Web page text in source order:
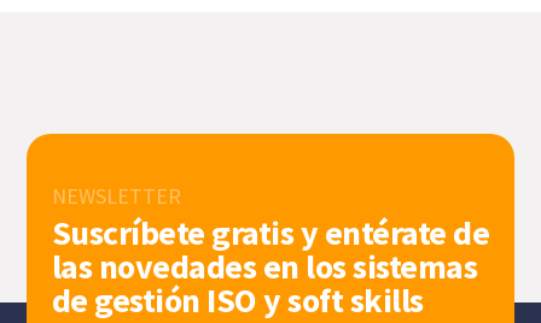
NEWSLETTER
Suscríbete gratis y entérate de
las novedades en los sistemas
de gestión ISO y soft skills